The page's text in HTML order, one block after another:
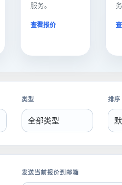
服务。
查看报价
类型 排序
发送当前报价到邮箱